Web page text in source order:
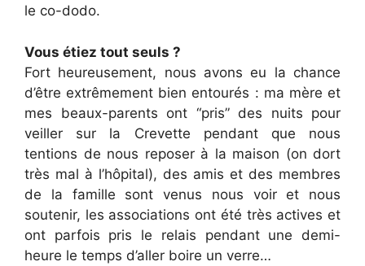
le co-dodo.
Vous étiez tout seuls ?
Fort heureusement, nous avons eu la chance
d’être extrêmement bien entourés : ma mère et
mes beaux-parents ont “pris” des nuits pour
veiller sur la Crevette pendant que nous
tentions de nous reposer à la maison (on dort
très mal à l’hôpital), des amis et des membres
de la famille sont venus nous voir et nous
soutenir, les associations ont été très actives et
ont parfois pris le relais pendant une demi-
heure le temps d’aller boire un verre…